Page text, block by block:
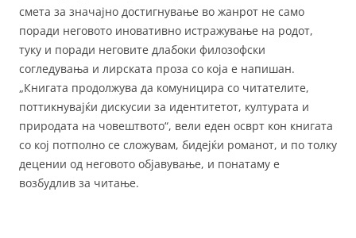
смета за значајно достигнување во жанрот не само
поради неговото иновативно истражување на родот,
туку и поради неговите длабоки филозофски
согледувања и лирската проза со која е напишан.
„Книгата продолжува да комуницира со читателите,
поттикнувајќи дискусии за идентитетот, културата и
природата на човештвото“, вели еден осврт кон книгата
со кој потполно се сложувам, бидејќи романот, и по толку
децении од неговото објавување, и понатаму е
возбудлив за читање.